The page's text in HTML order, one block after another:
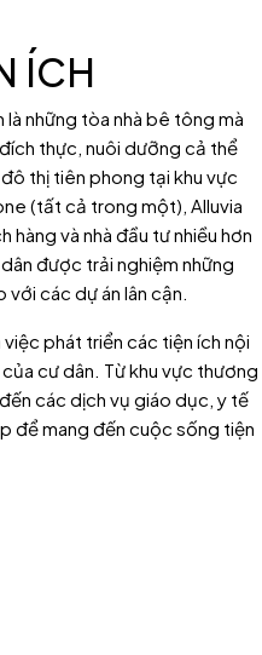
ÍCH
là những tòa nhà bê tông mà
thực, nuôi dưỡng cả thể
thị tiên phong tại khu vực
(tất cả trong một), Alluvia
hàng và nhà đầu tư nhiều hơn
được trải nghiệm những
các dự án lân cận.
phát triển các tiện ích nội
cư dân. Từ khu vực thương
các dịch vụ giáo dục, y tế
để mang đến cuộc sống tiện